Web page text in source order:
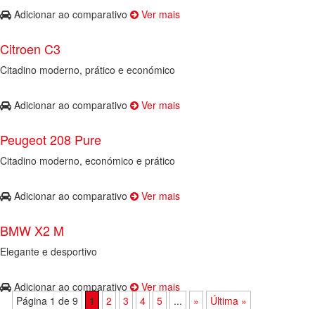
Adicionar ao comparativo Ver mais
Citroen C3
Citadino moderno, prático e económico
Adicionar ao comparativo Ver mais
Peugeot 208 Pure
Citadino moderno, económico e prático
Adicionar ao comparativo Ver mais
BMW X2 M
Elegante e desportivo
Adicionar ao comparativo
Ver mais
Página 1 de 9
1 2 3 4 5 ... » Última »